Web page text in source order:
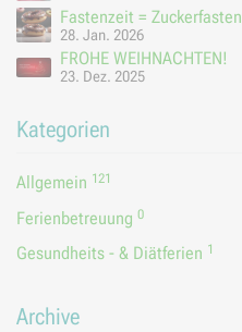
Fastenzeit = Zuckerfasten
28. Jan. 2026
FROHE WEIHNACHTEN!
23. Dez. 2025
Kategorien
Allgemein 121
Ferienbetreuung 0
Gesundheits - & Diätferien 1
Archive